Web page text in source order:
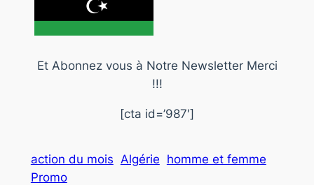
Et Abonnez vous à Notre Newsletter Merci
!!!
[cta id=’987′]
action du mois Algérie homme et femme
Promo